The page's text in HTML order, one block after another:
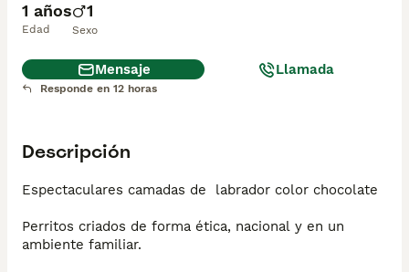
1 años
Edad
1
Sexo
Mensaje Llamada
Responde en 12 horas
Descripción
Espectaculares camadas de  labrador color chocolate
Perritos criados de forma ética, nacional y en un
ambiente familiar.